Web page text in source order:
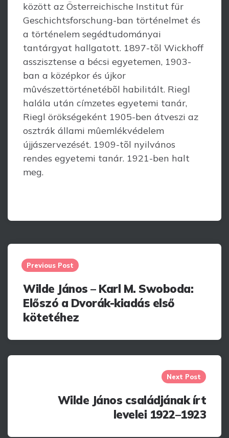
között az Österreichische Institut für
Geschichtsforschung-ban történelmet és
a történelem segédtudományai
tantárgyat hallgatott. 1897-tõl Wickhoff
asszisztense a bécsi egyetemen, 1903-
ban a középkor és újkor
mûvészettörténetébõl habilitált. Riegl
halála után címzetes egyetemi tanár,
Riegl örökségeként 1905-ben átveszi az
osztrák állami mûemlékvédelem
újjászervezését. 1909-tõl nyilvános
rendes egyetemi tanár. 1921-ben halt
meg.
Post
navigation
Previous Post
Wilde János – Karl M. Swoboda:
Előszó a Dvorák-kiadás első
kötetéhez
Next Post
Wilde János családjának írt
levelei 1922–1923